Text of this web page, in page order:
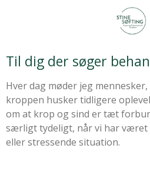
content
Til dig der søger
Hver dag møder jeg
kroppen husker tidligere
om at krop og sind er tæt
særligt tydeligt, når vi har været
eller stressende situation.